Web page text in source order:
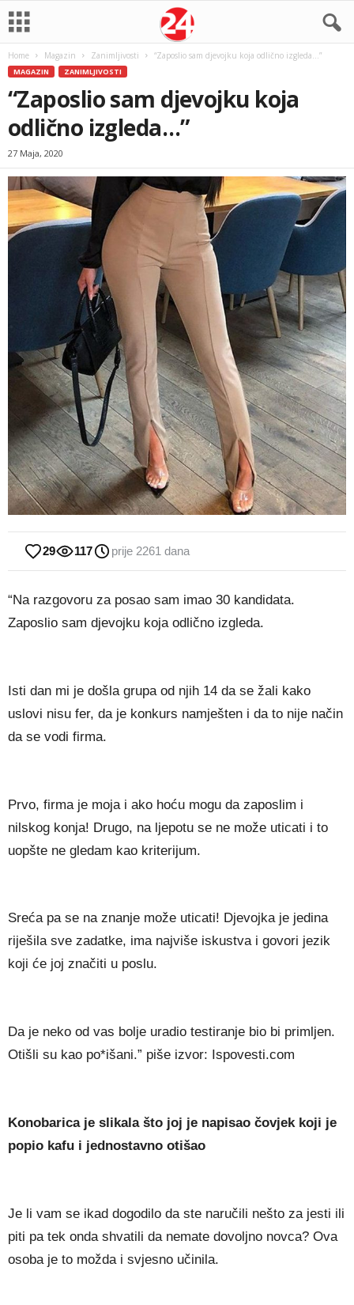
Home Magazin Zanimljivosti “Zaposlio sam djevojku koja odlično izgleda…”
MAGAZIN ZANIMLJIVOSTI
“Zaposlio sam djevojku koja
odlično izgleda…”
27 Maja, 2020
29 117 prije 2261 dana
“Na razgovoru za posao sam imao 30 kandidata.
Zaposlio sam djevojku koja odlično izgleda.
Isti dan mi je došla grupa od njih 14 da se žali kako
uslovi nisu fer, da je konkurs namješten i da to nije način
da se vodi firma.
Prvo, firma je moja i ako hoću mogu da zaposlim i
nilskog konja! Drugo, na ljepotu se ne može uticati i to
uopšte ne gledam kao kriterijum.
Sreća pa se na znanje može uticati! Djevojka je jedina
riješila sve zadatke, ima najviše iskustva i govori jezik
koji će joj značiti u poslu.
Da je neko od vas bolje uradio testiranje bio bi primljen.
Otišli su kao po*išani.” piše izvor: Ispovesti.com
Konobarica je slikala što joj je napisao čovjek koji je
popio kafu i jednostavno otišao
Je li vam se ikad dogodilo da ste naručili nešto za jesti ili
piti pa tek onda shvatili da nemate dovoljno novca? Ova
osoba je to možda i svjesno učinila.